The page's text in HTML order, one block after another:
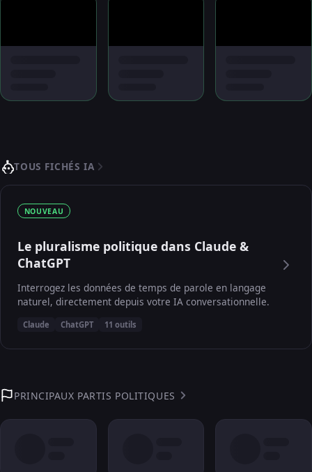
TOUS FICHÉS IA
NOUVEAU
Le pluralisme politique dans Claude &
ChatGPT
Interrogez les données de temps de parole en langage
naturel, directement depuis votre IA conversationnelle.
Claude ChatGPT 11 outils
PRINCIPAUX PARTIS POLITIQUES